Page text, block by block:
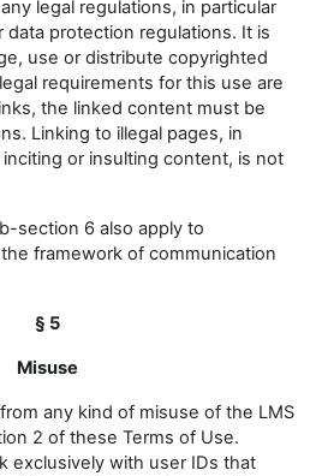
legal regulations, in particular
protection regulations. It is
use or distribute copyrighted
requirements for this use are
the linked content must be
Linking to illegal pages, in
or insulting content, is not
section 6 also apply to
framework of communication
§ 5
Misuse
any kind of misuse of the LMS
2 of these Terms of Use.
exclusively with user IDs that